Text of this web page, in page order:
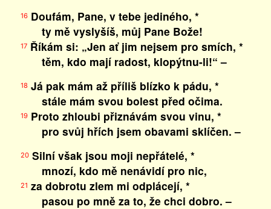
16Doufám, Pane, v tebe jediného, *
ty mě vyslyšíš, můj Pane Bože!
17Říkám si: „Jen ať jim nejsem pro smích, *
těm, kdo mají radost, klopýtnu-li!“ –
18 Já pak mám až příliš blízko k pádu, *
stále mám svou bolest před očima.
19Proto zhloubi přiznávám svou vinu, *
pro svůj hřích jsem obavami sklíčen. –
20Silní však jsou moji nepřátelé, *
mnozí, kdo mě nenávidí pro nic,
21 za dobrotu zlem mi odplácejí, *
pasou po mně za to, že chci dobro. –